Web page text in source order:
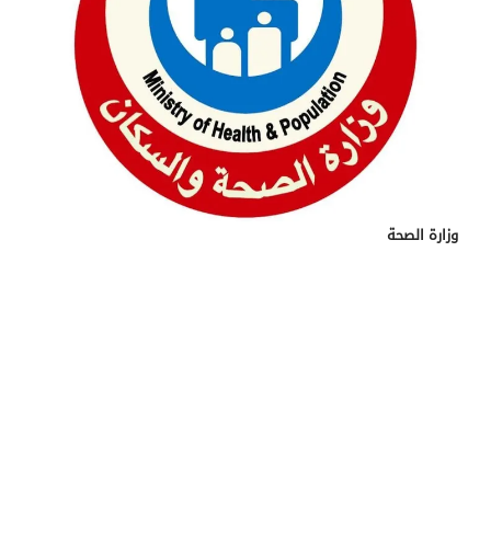
وزارة الصحة